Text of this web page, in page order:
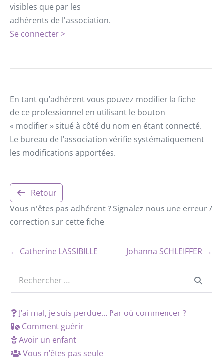
visibles que par les
adhérents de l'association.
Se connecter >
En tant qu’adhérent vous pouvez modifier la fiche
de ce professionnel en utilisant le bouton
« modifier » situé à côté du nom en étant connecté.
Le bureau de l’association vérifie systématiquement
les modifications apportées.
Retour
Vous n'êtes pas adhérent ? Signalez nous une erreur /
correction sur cette fiche
← Catherine LASSIBILLE Johanna SCHLEIFFER →
J’ai mal, je suis perdue… Par où commencer ?
Comment guérir
Avoir un enfant
Vous n’êtes pas seule